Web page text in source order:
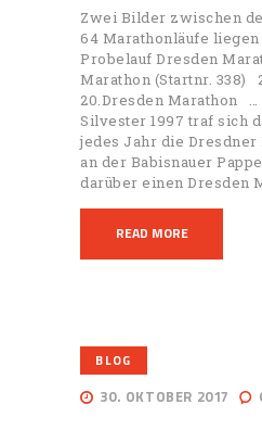
Zwei Bilder zwischen
64 Marathonläufe
Probelauf Dresden
Marathon (Startnr. 338)
20.Dresden Marathon
Silvester 1997 traf sich
jedes Jahr die
an der Babisnauer
darüber einen Dresden
READ MORE
BLOG
30. OKTOBER 2017